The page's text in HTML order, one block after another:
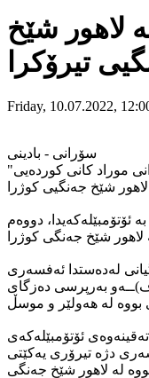
لاهور شێخ
تیرۆکرا
Friday, 10.07.2022,
سۆرانی - بادینی
شێخ جەنگیی کوژرا
ئۆتۆمبێلەکەیدا، دووەم
لەدەستدا ئەفسەری
بەرپرسی دەزگای
ئۆتۆمبێلەكەی
دژە تیرۆری یەكێتی